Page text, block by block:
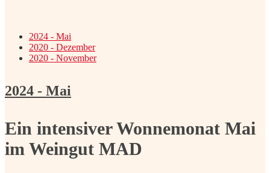
2024 - Mai
2020 - Dezember
2020 - November
2024 - Mai
Ein intensiver Wonnemonat Mai
im Weingut MAD